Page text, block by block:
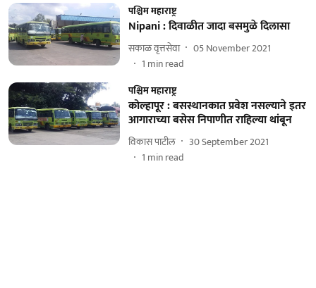
पश्चिम महाराष्ट्र
Nipani : दिवाळीत जादा बसमुळे दिलासा
सकाळ वृत्तसेवा
05 November 2021
1 min read
पश्चिम महाराष्ट्र
कोल्हापूर : बसस्थानकात प्रवेश नसल्याने इतर
आगाराच्या बसेस निपाणीत राहिल्या थांबून
विकास पाटील
30 September 2021
1 min read